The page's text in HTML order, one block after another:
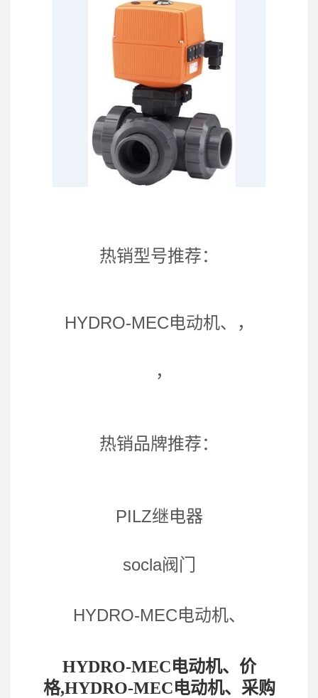
热销型号推荐：
HYDRO-MEC电动机、，
，
热销品牌推荐：
PILZ继电器
socla阀门
HYDRO-MEC电动机、
HYDRO-MEC电动机、价
格,HYDRO-MEC电动机、采购